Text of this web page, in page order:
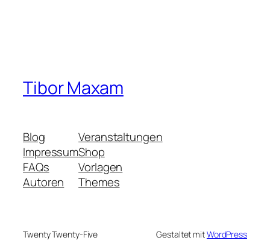
Tibor Maxam
Blog
Impressum
FAQs
Autoren
Veranstaltungen
Shop
Vorlagen
Themes
Twenty Twenty-Five Gestaltet mitWordPress